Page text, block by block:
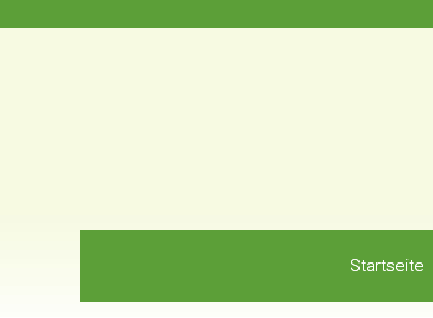
Startseite